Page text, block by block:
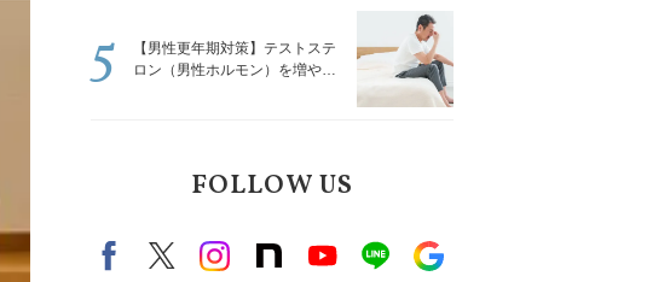
【男性更年期対策】テストステ
ロン（男性ホルモン）を増やす
5
FOLLOW US
FacebookX（旧twitter）
instagram
note Youtubeline